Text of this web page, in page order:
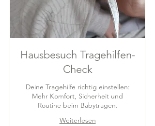
Hausbesuch Tragehilfen-
Check
Deine Tragehilfe richtig einstellen:
Mehr Komfort, Sicherheit und
Routine beim Babytragen.
Weiterlesen